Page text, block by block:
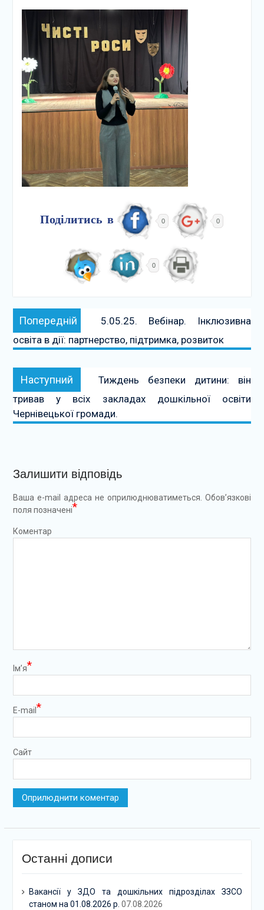
Поділитись в 0 0
0
Навігація
записів
Попередній Попередній:
5.05.25. Вебінар. Інклюзивна
освіта в дії: партнерство, підтримка, розвиток
Наступний Наступний:
Тиждень безпеки дитини: він
тривав у всіх закладах дошкільної освіти
Чернівецької громади.
Залишити відповідь
Ваша e-mail адреса не оприлюднюватиметься. Обов’язкові
поля позначені*
Коментар
Ім’я*
E-mail *
Сайт
Останні дописи
Вакансії у ЗДО та дошкільних підрозділах ЗЗСО
станом на 01.08.2026 р. 07.08.2026